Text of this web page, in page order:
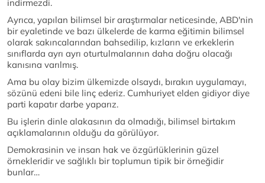
indirmezdi.
Ayrıca, yapılan bilimsel bir araştırmalar neticesinde, ABD'nin
bir eyaletinde ve bazı ülkelerde de karma eğitimin bilimsel
olarak sakıncalarından bahsedilip, kızların ve erkeklerin
sınıflarda ayrı ayrı oturtulmalarının daha doğru olacağı
kanısına varılmış.
Ama bu olay bizim ülkemizde olsaydı, bırakın uygulamayı,
sözünü edeni bile linç ederiz. Cumhuriyet elden gidiyor diye
parti kapatır darbe yaparız.
Bu işlerin dinle alakasının da olmadığı, bilimsel birtakım
açıklamalarının olduğu da görülüyor.
Demokrasinin ve insan hak ve özgürlüklerinin güzel
örnekleridir ve sağlıklı bir toplumun tipik bir örneğidir
bunlar…